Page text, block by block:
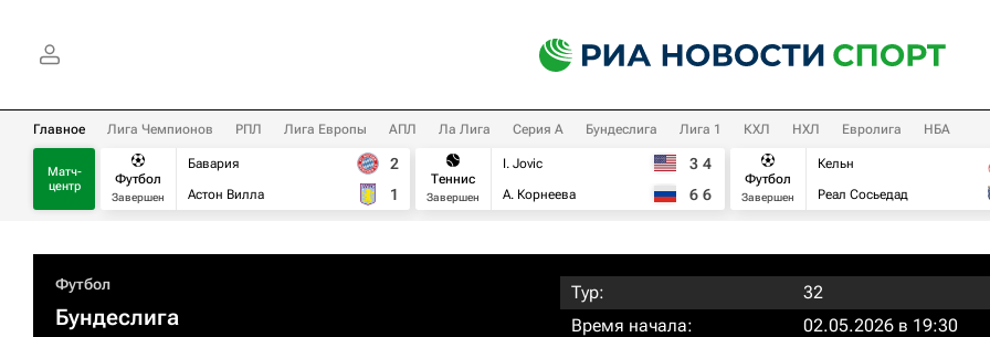
Главное Лига Чемпионов РПЛ Лига Европы АПЛ Ла Лига Серия А Бундеслига Лига 1 КХЛ НХЛ Евролига НБА
Матч-
центр
Футбол
Завершен
Бавария
Астон Вилла
2
1
Теннис
Завершен
I. Jovic
А. Корнеева
3 4
6 6
Футбол
Завершен
Кельн
Реал Сосьедад
Футбол
Бундеслига
Тур:
32
Время начала:
02.05.2026 в 19:30